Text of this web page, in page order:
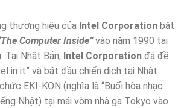
thương hiệu của Intel Corporation bắt
Computer Inside” vào năm 1990 tại
Tại Nhật Bản, Intel Corporation đã đề
in it” và bắt đầu chiến dịch tại Nhật
EKI-KON (nghĩa là “Buổi hòa nhạc
Nhật) tại mái vòm nhà ga Tokyo vào